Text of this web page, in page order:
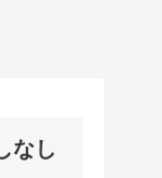
なし